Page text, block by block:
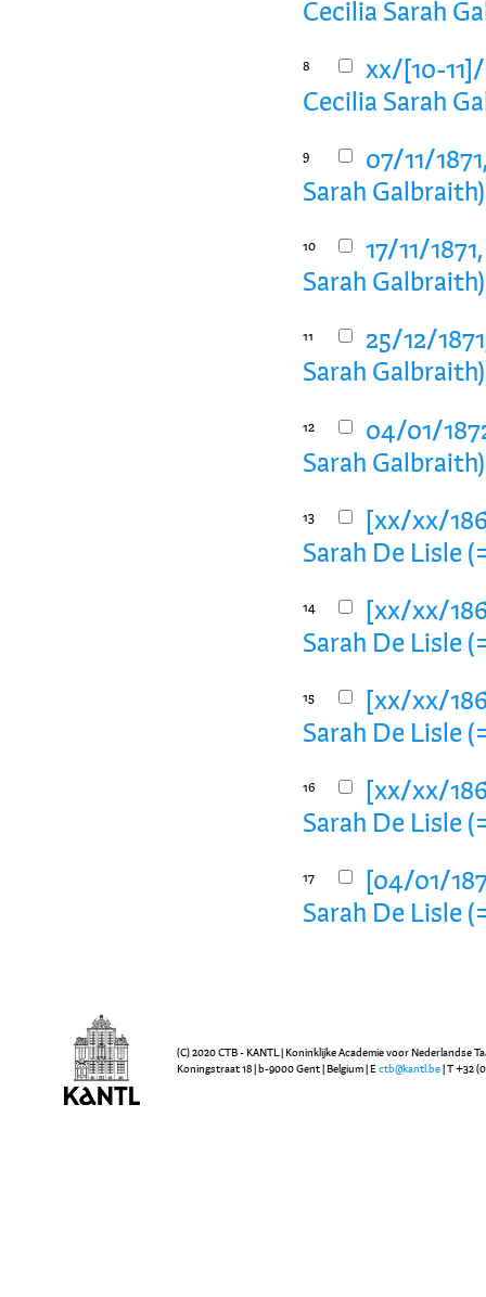
Cecilia Sarah
8
xx/[10-
Cecilia Sarah
9
07/11/
Sarah
10
17/11/
Sarah
11
25/12/
Sarah
12
04/01/
Sarah
13
[xx/xx/
Sarah De Lisle
14
[xx/xx/
Sarah De Lisle
15
[xx/xx/
Sarah De Lisle
16
[xx/xx/
Sarah De Lisle
17
[04/01/
Sarah De Lisle
(C) 2020 CTB - KANTL | Koninklijke Academie voor Nederlandse
Koningstraat 18 | b-9000 Gent | Belgium | E ctb@kantl.be | T +32